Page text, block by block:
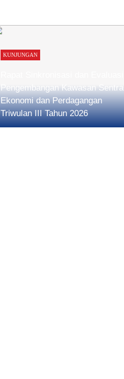
KUNJUNGAN
Pengembangan Kawasan Sentra
Ekonomi dan Perdagangan
Triwulan III Tahun 2026